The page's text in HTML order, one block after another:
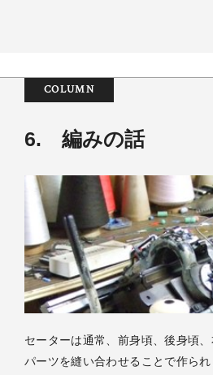
COLUMN
6. 編みの話
セーターは通常、前身頃、後身頃
パーツを縫い合わせることで作ら